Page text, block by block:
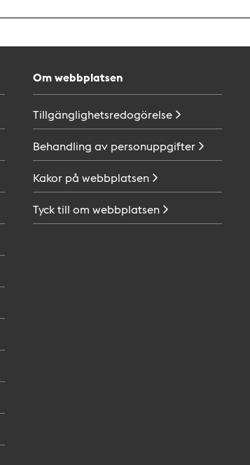
Om webbplatsen
Tillgänglighetsredogörelse
Behandling av personuppgifter
Kakor på webbplatsen
Tyck till om webbplatsen